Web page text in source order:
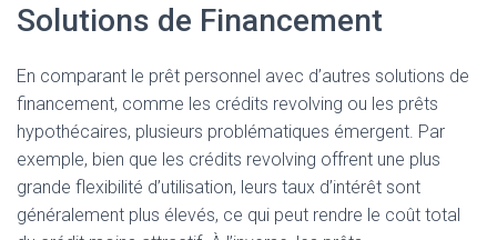
Solutions de Financement
En comparant le prêt personnel avec d’autres solutions de
financement, comme les crédits revolving ou les prêts
hypothécaires, plusieurs problématiques émergent. Par
exemple, bien que les crédits revolving offrent une plus
grande flexibilité d’utilisation, leurs taux d’intérêt sont
généralement plus élevés, ce qui peut rendre le coût total